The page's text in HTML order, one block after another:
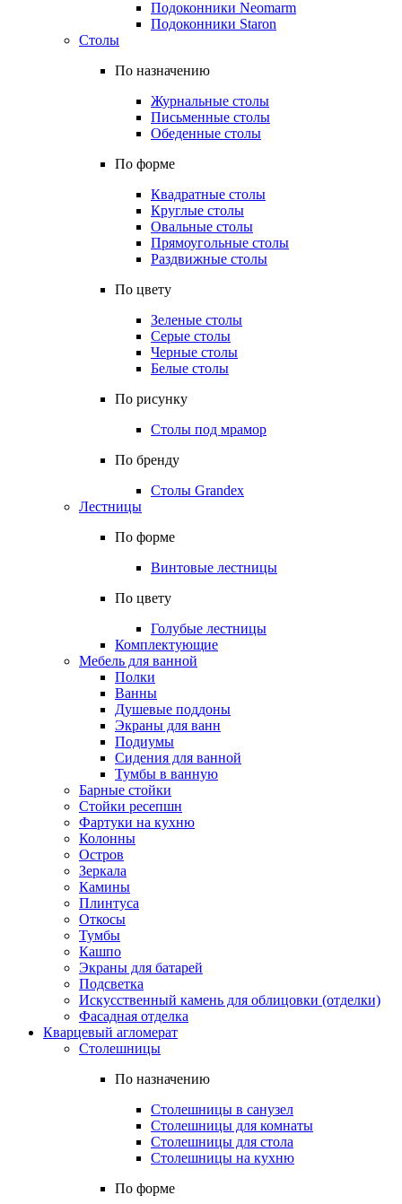
Подоконники Neomarm
Подоконники Staron
Столы
По назначению
Журнальные столы
Письменные столы
Обеденные столы
По форме
Квадратные столы
Круглые столы
Овальные столы
Прямоугольные столы
Раздвижные столы
По цвету
Зеленые столы
Серые столы
Черные столы
Белые столы
По рисунку
Столы под мрамор
По бренду
Столы Grandex
Лестницы
По форме
Винтовые лестницы
По цвету
Голубые лестницы
Комплектующие
Мебель для ванной
Полки
Ванны
Душевые поддоны
Экраны для ванн
Подиумы
Сидения для ванной
Тумбы в ванную
Барные стойки
Стойки ресепшн
Фартуки на кухню
Колонны
Остров
Зеркала
Камины
Плинтуса
Откосы
Тумбы
Кашпо
Экраны для батарей
Подсветка
Искусственный камень для облицовки (отделки)
Фасадная отделка
Кварцевый агломерат
Столешницы
По назначению
Столешницы в санузел
Столешницы для комнаты
Столешницы для стола
Столешницы на кухню
По форме